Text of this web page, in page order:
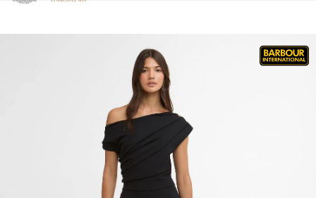
Clicca per visualizzare la nostra Dichiarazione di Accessibilità